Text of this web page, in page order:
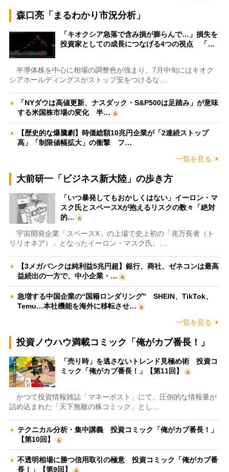
森口亮「まるわかり市況分析」
「キオクシア急落で含み損が膨らんで…」損失を
投資家としての成長につなげる4つの視点 「…
半導体株を中心に相場の調整色が強まり、7月中旬にはキオク
シアホールディングスがストップ安をつけるな…
「NYダウは高値更新、ナスダック・S&P500は足踏み」が意味
する米国株市場の変化 半…
【歴史的な爆騰劇】時価総額10兆円企業が「2連続ストップ
高」「制限値幅拡大」の衝撃 フ…
一覧を見る
大前研一「ビジネス新大陸」の歩き方
「いつ暴発してもおかしくはない」イーロン・マ
スク氏とスペースXが抱えるリスクの数々「絶対
的…
宇宙開発企業「スペースX」の上場で史上初の「兆万長者（ト
リリオネア）」となったイーロン・マスク氏。…
【3メガバンクは純利益5兆円超】銀行、商社、ゼネコンは最高
益続出の一方で、中小企業・…
急増する中国企業の“国籍ロンダリング” SHEIN、TikTok、
Temu…本社機能を海外に移転させ…
一覧を見る
投資ノウハウ満載コミック「俺がカブ番長！」
「売り時」を逃さないトレンド見極め術 投資コ
ミック「俺がカブ番長！」【第11回】
かつて投資情報雑誌「マネーポスト」にて、圧倒的な情報量が
詰め込まれた「天下無敵の株コミック」とし…
テクニカル分析・集中講義 投資コミック「俺がカブ番長！」
【第10回】
不透明相場に勝つ信用取引の極意 投資コミック「俺がカブ番
長！」【第9回】